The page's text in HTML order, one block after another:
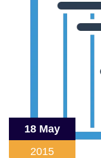
18 May
2015